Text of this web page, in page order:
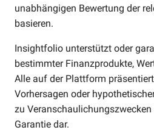
unabhängigen Bewertung der
basieren.
Insightfolio unterstützt oder
bestimmter Finanzprodukte,
Alle auf der Plattform
Vorhersagen oder
zu
Garantie dar.